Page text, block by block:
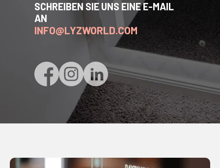
SCHREIBEN SIE UNS EINE E-MAIL
AN
INFO@LYZWORLD.COM